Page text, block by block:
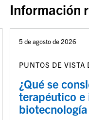
Información
5 de agosto de 2026
PUNTOS DE VISTA
¿Qué se
terapéutico e